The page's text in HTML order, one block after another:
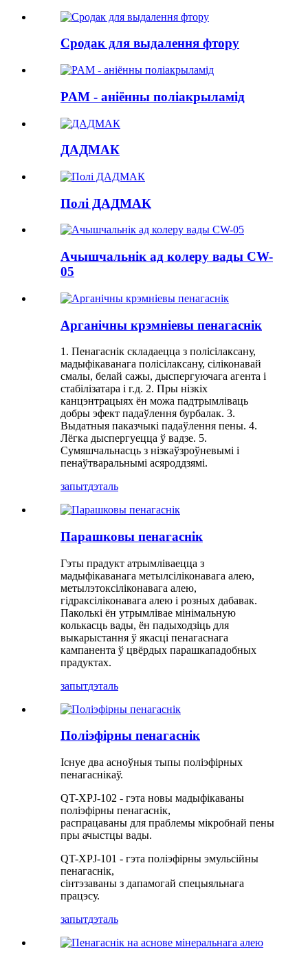
Сродак для выдалення фтору
PAM - аніённы поліакрыламід
ДАДМАК
Полі ДАДМАК
Ачышчальнік ад колеру вады CW-
05
Арганічны крэмніевы пенагаснік
1. Пенагаснік складаецца з полісілаксану,
мадыфікаванага полісілаксану, сіліконавай
смалы, белай сажы, дыспергуючага агента і
стабілізатара і г.д. 2. Пры нізкіх
канцэнтрацыях ён можа падтрымліваць
добры эфект падаўлення бурбалак. 3.
Выдатныя паказчыкі падаўлення пены. 4.
Лёгка дыспергуецца ў вадзе. 5.
Сумяшчальнасць з нізкаўзроўневымі і
пенаўтваральнымі асяроддзямі.
запытдэталь
Парашковы пенагаснік
Гэты прадукт атрымліваецца з
мадыфікаванага метылсіліконавага алею,
метылэтоксіліконавага алею,
гідраксіліконавага алею і розных дабавак.
Паколькі ён утрымлівае мінімальную
колькасць вады, ён падыходзіць для
выкарыстання ў якасці пенагаснага
кампанента ў цвёрдых парашкападобных
прадуктах.
запытдэталь
Поліэфірны пенагаснік
Існуе два асноўныя тыпы поліэфірных
пенагаснікаў.
QT-XPJ-102 - гэта новы мадыфікаваны
поліэфірны пенагаснік,
распрацаваны для праблемы мікробнай пены
пры ачыстцы вады.
QT-XPJ-101 - гэта поліэфірны эмульсійны
пенагаснік,
сінтэзаваны з дапамогай спецыяльнага
працэсу.
запытдэталь